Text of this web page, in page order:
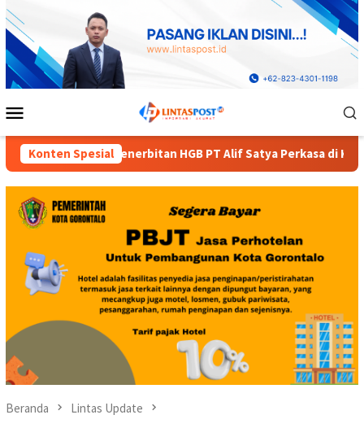
Loncat
ke
konten
Mobile
Konten Spesial
PT Alif Satya Perkasa di Kota Gorontalo Diduga Dinas
Beranda Lintas Update